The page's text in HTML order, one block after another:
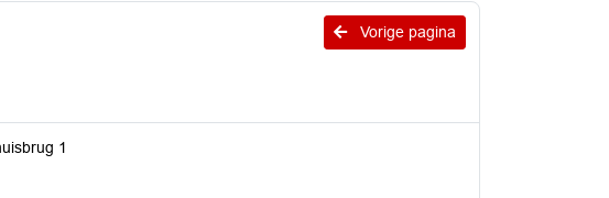
Vorige pagina
1